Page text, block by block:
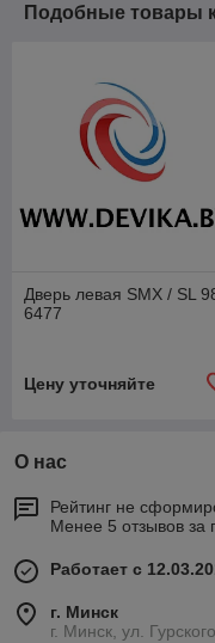
Подобные товары
Дверь левая SMX / SL
6477
Цену уточняйте
О нас
Рейтинг не
Менее 5 отзывов за
Работает с
г. Минск
г. Минск, ул.